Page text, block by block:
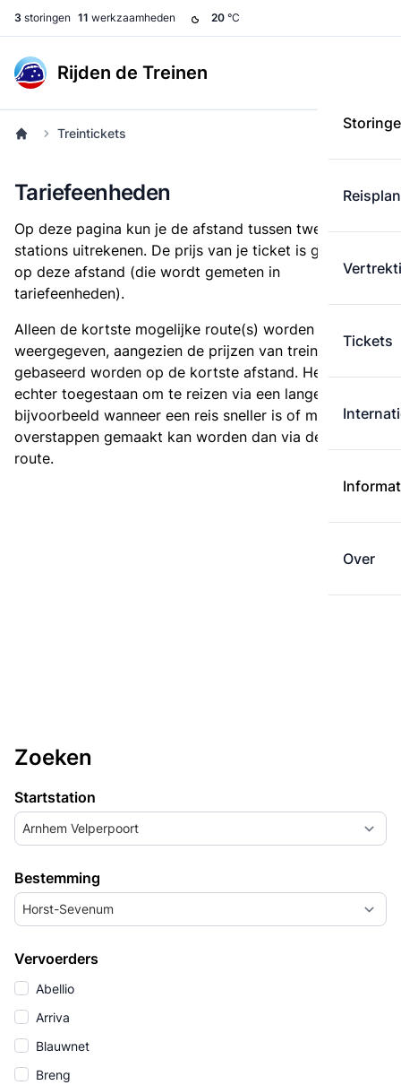
3 storingen 11 werkzaamheden 20 °C
Rijden de Treinen
Tickets
Over
Treintickets
Tariefeenheden
Op deze pagina kun je de afstand tussen twee
stations uitrekenen. De prijs van je ticket is gebaseerd
op deze afstand (die wordt gemeten in
tariefeenheden).
Alleen de kortste mogelijke route(s) worden
weergegeven, aangezien de prijzen van treintickets
gebaseerd worden op de kortste afstand. Het is
echter toegestaan om te reizen via een langere route,
bijvoorbeeld wanneer een reis sneller is of met minder
overstappen gemaakt kan worden dan via de kortste
route.
Zoeken
Startstation
Arnhem Velperpoort
Bestemming
Horst-Sevenum
Vervoerders
Abellio
Arriva
Blauwnet
Breng